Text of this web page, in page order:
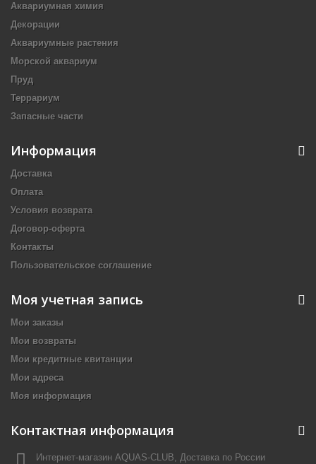
Аквариумная химия
Декорации
Аквариумные растения
Морской аквариум
Пруд
Террариум
Запасные части
Информация
Доставка
Оплата
Условия возврата
Договор-оферта
Контакты
Пользовательское соглашение
Моя учетная запись
Мои заказы
Мои возвраты
Мои кредитные квитанции
Мои адреса
Моя информация
Контактная информация
Интернет-магазин AQUAS-CLUB, Доставка по России